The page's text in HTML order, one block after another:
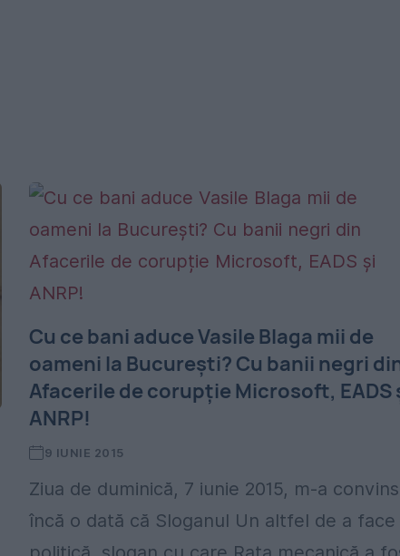
Cu ce bani aduce Vasile Blaga mii de
oameni la București? Cu banii negri
Afacerile de corupție Microsoft, EADS
ANRP!
9 IUNIE 2015
Ziua de duminică, 7 iunie 2015, m-a convins
încă o dată că Sloganul Un altfel de a face